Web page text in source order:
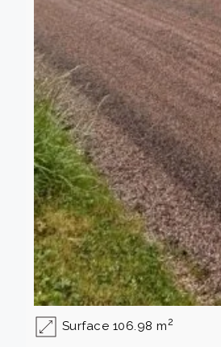
À l'étage, vous profitez d'une
partie simple et double, pour
Côté extérieur, la maison
telles qu'un atelier avec
680 m² de terrain, est
Le secteur est à taille
l'assainissement est géré par
Les informations sur les
Réf : 563
Caractéristiques
Surface 106.98 m2